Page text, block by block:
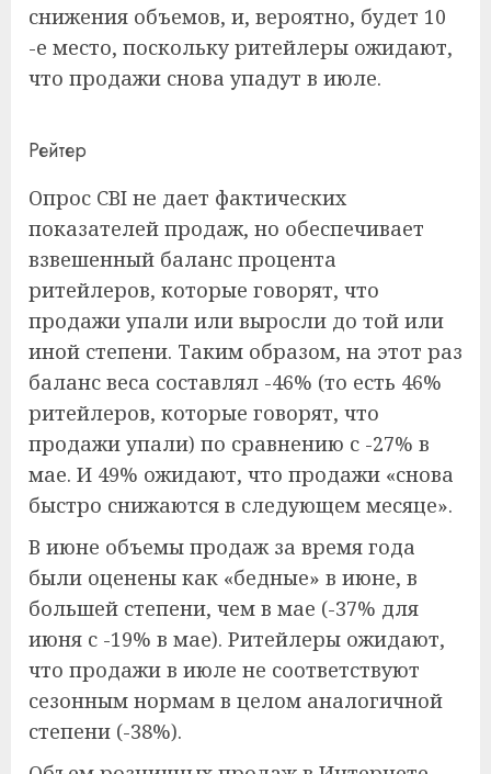
снижения объемов, и, вероятно, будет 10
-е место, поскольку ритейлеры ожидают,
что продажи снова упадут в июле.
Рейтер
Опрос CBI не дает фактических
показателей продаж, но обеспечивает
взвешенный баланс процента
ритейлеров, которые говорят, что
продажи упали или выросли до той или
иной степени. Таким образом, на этот раз
баланс веса составлял -46% (то есть 46%
ритейлеров, которые говорят, что
продажи упали) по сравнению с -27% в
мае. И 49% ожидают, что продажи «снова
быстро снижаются в следующем месяце».
В июне объемы продаж за время года
были оценены как «бедные» в июне, в
большей степени, чем в мае (-37% для
июня с -19% в мае). Ритейлеры ожидают,
что продажи в июле не соответствуют
сезонным нормам в целом аналогичной
степени (-38%).